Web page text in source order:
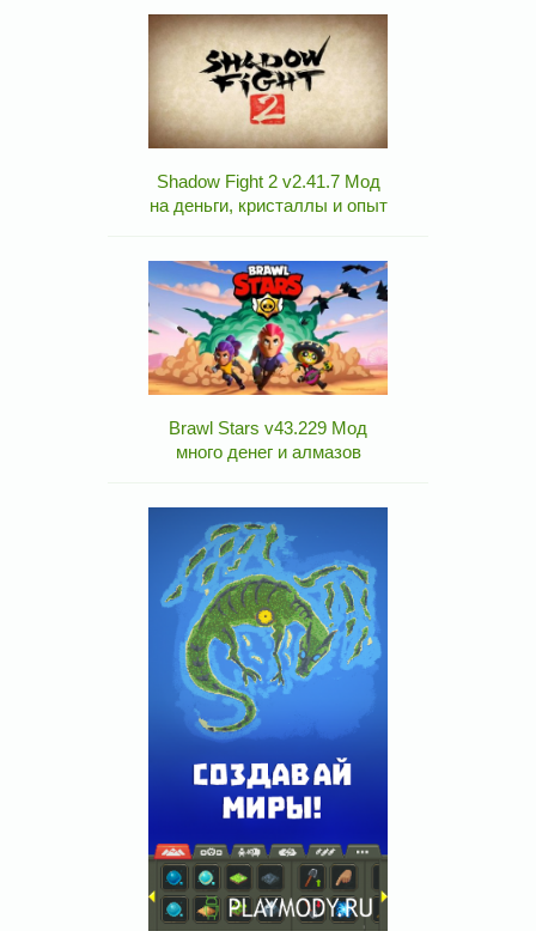
Shadow Fight 2 v2.41.7 Мод
на деньги, кристаллы и опыт
Brawl Stars v43.229 Мод
много денег и алмазов